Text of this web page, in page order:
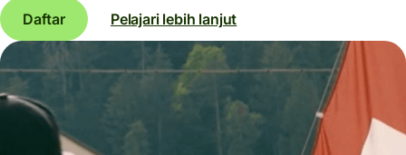
Daftar Pelajari lebih lanjut